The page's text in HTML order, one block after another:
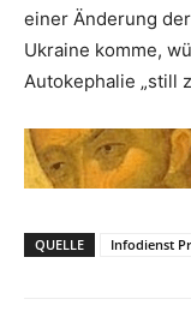
einer Änderung
Ukraine komme,
Autokephalie „still
QUELLE Infodienst